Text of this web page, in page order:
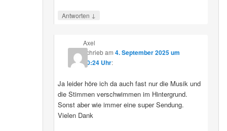
Antworten ↓
Axel
schriebam 4. September 2025 um
10:24 Uhr:
Ja leider höre ich da auch fast nur die Musik und
die Stimmen verschwimmen im Hintergrund.
Sonst aber wie immer eine super Sendung.
Vielen Dank